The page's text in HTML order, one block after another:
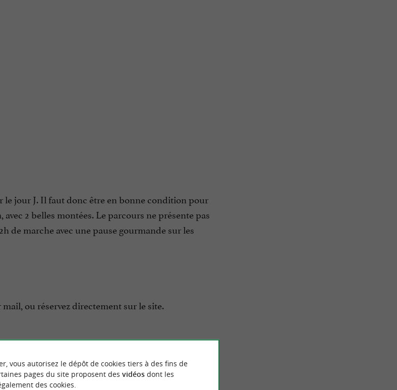
le jour J. Il faut donc être en bonne condition pour
2 belles montées. Le parcours ne présente pas
marche avec une pause gourmande sur les
ou réservez directement sur le site.
vous autorisez le dépôt de cookies tiers à des fins de
pages du site proposent des vidéosdont les
des cookies.